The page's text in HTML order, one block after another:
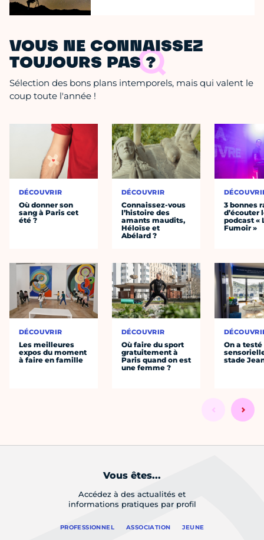
VOUS NE CONNAISSEZ
TOUJOURS PAS ?
Sélection des bons plans intemporels, mais qui valent le
coup toute l'année !
DÉCOUVRIR
Où donner son
sang à Paris cet
été ?
DÉCOUVRIR
Les meilleures
expos du moment
à faire en famille
DÉCOUVRIR
Connaissez-vous
l’histoire des
amants maudits,
Héloïse et
Abélard ?
DÉCOUVRIR
Où faire du sport
gratuitement à
Paris quand on est
une femme ?
3 bonnes
d’écouter
podcast «
Fumoir »
On a
stade
Vous êtes...
Accédez à des actualités et
informations pratiques par profil
PROFESSIONNEL ASSOCIATION JEUNE